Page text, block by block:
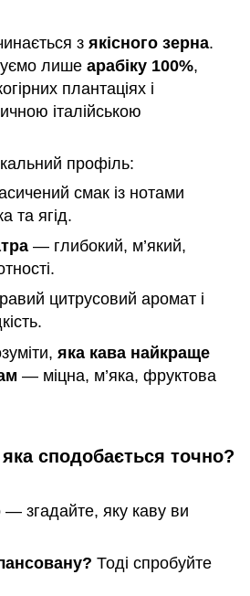
з якісного зерна.
лише арабіку 100%,
плантаціях і
італійською
профіль:
смак із нотами
та ягід.
— глибокий, м’який,
цитрусовий аромат і
яка кава найкраще
— міцна, м’яка, фруктова
сподобається точно?
— згадайте, яку каву ви
Тоді спробуйте